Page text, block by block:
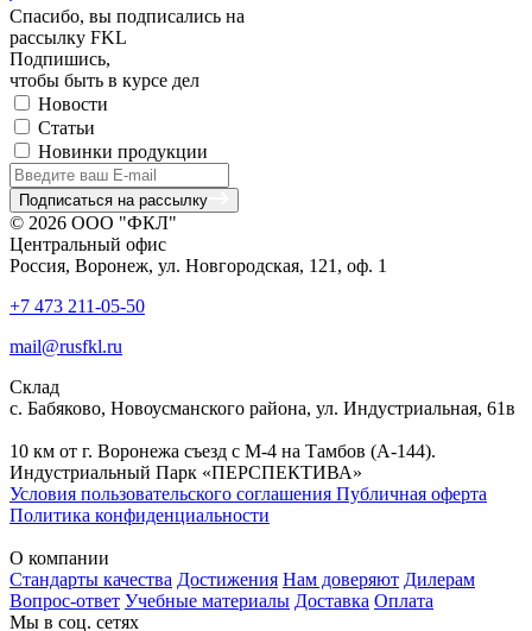
Спасибо, вы подписались на
рассылку FKL
Подпишись,
чтобы быть в курсе дел
Новости
Статьи
Новинки продукции
Подписаться на рассылку
© 2026 ООО "ФКЛ"
Центральный офис
Россия, Воронеж, ул. Новгородская, 121, оф. 1
+7 473 211-05-50
mail@rusfkl.ru
Склад
с. Бабяково, Новоусманского района, ул. Индустриальная, 61в
10 км от г. Воронежа съезд с М-4 на Тамбов (А-144).
Индустриальный Парк «ПЕРСПЕКТИВА»
Условия пользовательского соглашения Публичная оферта
Политика конфиденциальности
О компании
Стандарты качества Достижения Нам доверяют Дилерам
Вопрос-ответ Учебные материалы Доставка Оплата
Мы в соц. сетях